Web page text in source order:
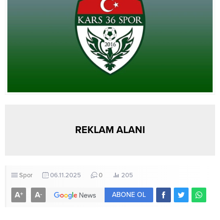
REKLAM ALANI
Spor 06.11.2025 0 205
A+ A- ABONE OL